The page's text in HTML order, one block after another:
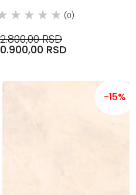
(0)
RSD
RSD
-15%